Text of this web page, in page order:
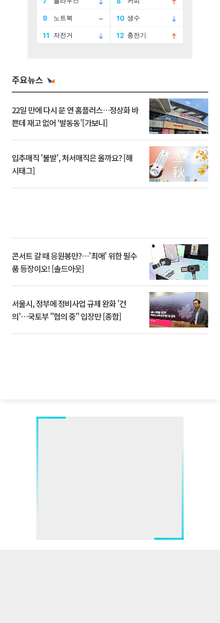
주요뉴스
22일 만에 다시 문 연 홈플러스…정상화 바
쁜데 재고 없어 ‘발동동’[가보니]
입추매직 '불발', 처서매직은 올까요? [해
시태그]
콘서트 갈 때 응원봉만?⋯'최애' 위한 필수
품 등장이오! [솔드아웃]
서울시, 정부에 정비사업 규제 완화 '건
의'⋯국토부 "협의 중" 입장만 [종합]